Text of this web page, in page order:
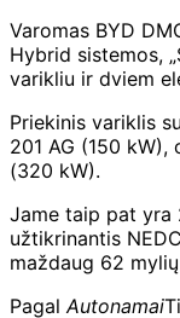
Varomas BYD
Hybrid sistemos,
varikliu ir dviem
Priekinis variklis
201 AG (150
(320 kW).
Jame taip pat yra
užtikrinantis
maždaug 62
Pagal Autonamai